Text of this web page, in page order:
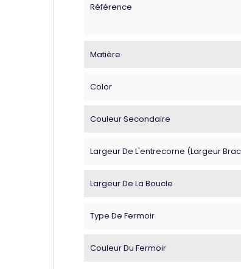
Référence
Matière
Color
Couleur Secondaire
Largeur De L'entrecorne (largeur
Largeur De La Boucle
Type De Fermoir
Couleur Du Fermoir